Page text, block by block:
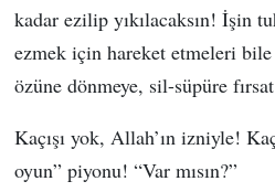
kadar ezilip yıkılacaksın! İşin
ezmek için hareket etmeleri
özüne dönmeye, sil-süpüre
Kaçışı yok, Allah’ın izniyle!
oyun” piyonu! “Var mısın?”